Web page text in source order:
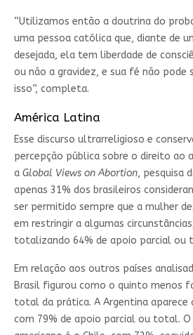
“Utilizamos então a doutrina do
uma pessoa católica que, diante de
desejada, ela tem liberdade de
ou não a gravidez, e sua fé não pode
isso”, completa.
América Latina
Esse discurso ultrarreligioso e
percepção pública sobre o direito ao
a Global Views on Abortion, pesquisa
apenas 31% dos brasileiros
ser permitido sempre que a mulher
em restringir a algumas
totalizando 64% de apoio parcial ou
Em relação aos outros países
Brasil figurou como o quinto menos
total da prática. A Argentina aparece
com 79% de apoio parcial ou total.